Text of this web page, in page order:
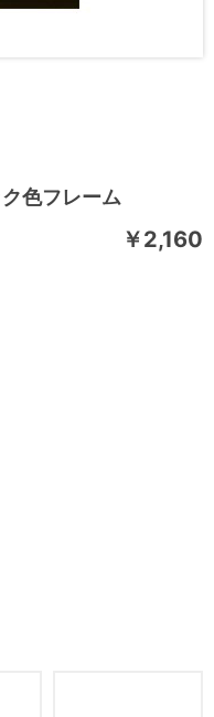
色フレーム
￥2,160